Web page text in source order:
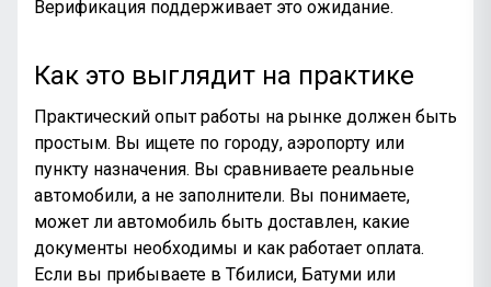
Верификация поддерживает это ожидание.
Как это выглядит на практике
Практический опыт работы на рынке должен быть
простым. Вы ищете по городу, аэропорту или
пункту назначения. Вы сравниваете реальные
автомобили, а не заполнители. Вы понимаете,
может ли автомобиль быть доставлен, какие
документы необходимы и как работает оплата.
Если вы прибываете в Тбилиси, Батуми или